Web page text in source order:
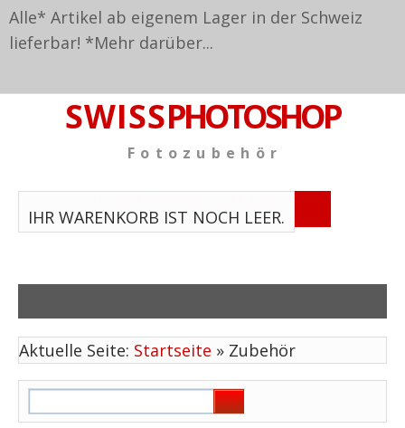
Alle* Artikel ab eigenem Lager in der Schweiz
lieferbar! *Mehr darüber...
S W I S SPHOTOSHOP
F o t o z u b e h ö r
IHR WARENKORB IST NOCH LEER.
Aktuelle Seite: Startseite » Zubehör